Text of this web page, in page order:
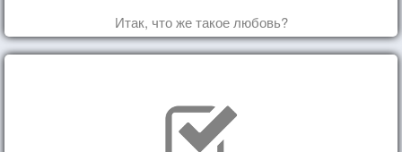
Итак, что же такое любовь?